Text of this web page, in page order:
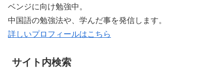
ベンジに向け勉強中。
中国語の勉強法や、学んだ事を発信します。
詳しいプロフィールはこちら
サイト内検索